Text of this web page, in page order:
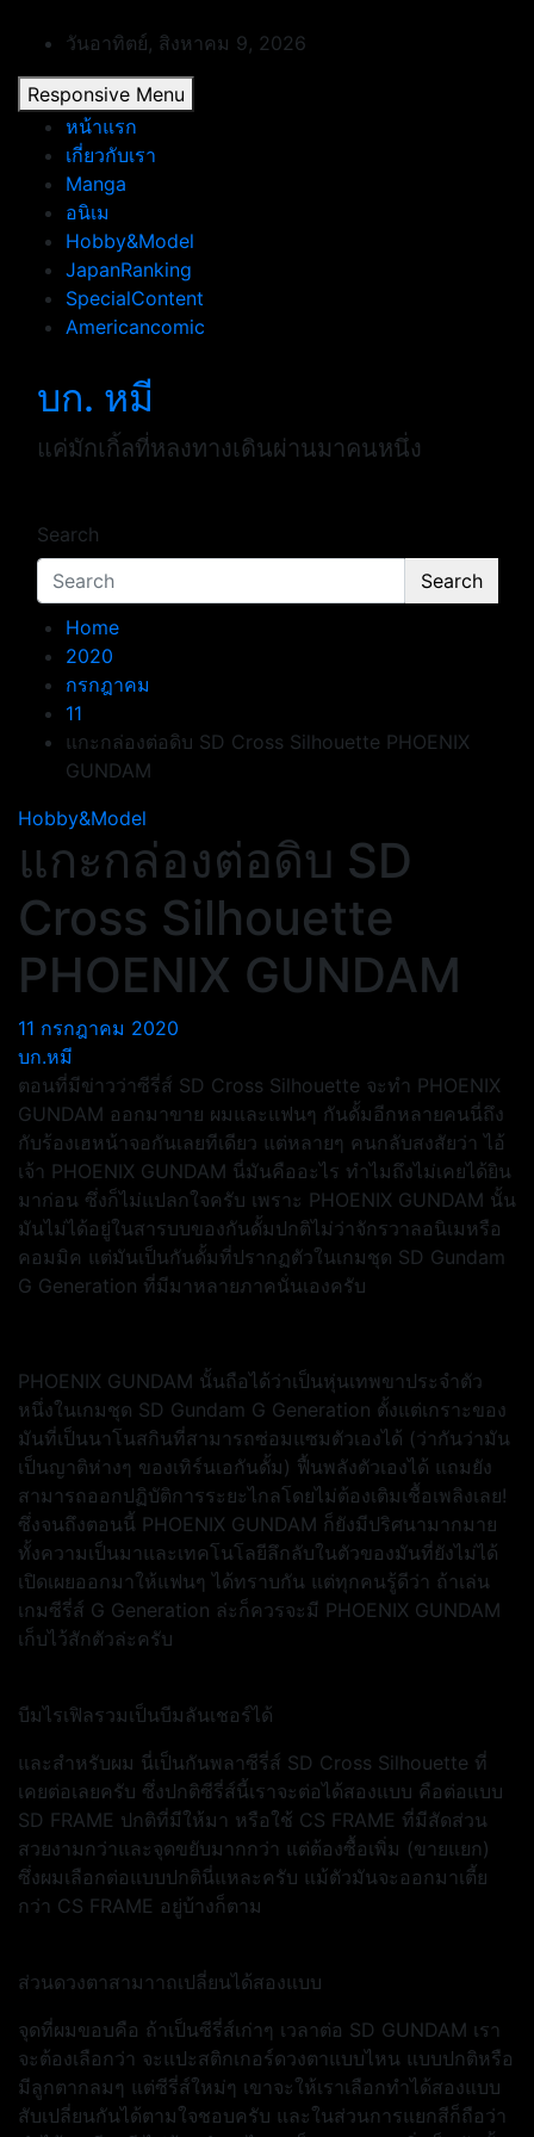
content
วันอาทิตย์, สิงหาคม 9, 2026
Responsive Menu
หน้าแรก
เกี่ยวกับเรา
Manga
อนิเม
Hobby&Model
JapanRanking
SpecialContent
Americancomic
บก. หมี
แค่มักเกิ้ลที่หลงทางเดินผ่านมาคนหนึ่ง
Search
Search
Home
2020
กรกฎาคม
11
แกะกล่องต่อดิบ SD Cross Silhouette PHOENIX
GUNDAM
Hobby&Model
แกะกล่องต่อดิบ SD
Cross Silhouette
PHOENIX GUNDAM
11 กรกฎาคม 2020
บก.หมี
ตอนที่มีข่าวว่าซีรี่ส์ SD Cross Silhouette จะทำ PHOENIX
GUNDAM ออกมาขาย ผมและแฟนๆ กันดั้มอีกหลายคนนี่ถึง
กับร้องเฮหน้าจอกันเลยทีเดียว แต่หลายๆ คนกลับสงสัยว่า ไอ้
เจ้า PHOENIX GUNDAM นี่มันคืออะไร ทำไมถึงไม่เคยได้ยิน
มาก่อน ซึ่งก็ไม่แปลกใจครับ เพราะ PHOENIX GUNDAM นั้น
มันไม่ได้อยู่ในสารบบของกันดั้มปกติไม่ว่าจักรวาลอนิเมหรือ
คอมมิค แต่มันเป็นกันดั้มที่ปรากฏตัวในเกมชุด SD Gundam
G Generation ที่มีมาหลายภาคนั่นเองครับ
PHOENIX GUNDAM นั้นถือได้ว่าเป็นหุ่นเทพขาประจำตัว
หนึ่งในเกมชุด SD Gundam G Generation ตั้งแต่เกราะของ
มันที่เป็นนาโนสกินที่สามารถซ่อมแซมตัวเองได้ (ว่ากันว่ามัน
เป็นญาติห่างๆ ของเทิร์นเอกันดั้ม) ฟื้นพลังตัวเองได้ แถมยัง
สามารถออกปฏิบัติการระยะไกลโดยไม่ต้องเติมเชื้อเพลิงเลย!
ซึ่งจนถึงตอนนี้ PHOENIX GUNDAM ก็ยังมีปริศนามากมาย
ทั้งความเป็นมาและเทคโนโลยีลึกลับในตัวของมันที่ยังไม่ได้
เปิดเผยออกมาให้แฟนๆ ได้ทราบกัน แต่ทุกคนรู้ดีว่า ถ้าเล่น
เกมซีรี่ส์ G Generation ล่ะก็ควรจะมี PHOENIX GUNDAM
เก็บไว้สักตัวล่ะครับ
บีมไรเฟิลรวมเป็นบีมลันเชอร์ได้
และสำหรับผม นี่เป็นกันพลาซีรี่ส์ SD Cross Silhouette ที่
เคยต่อเลยครับ ซึ่งปกติซีรี่ส์นี้เราจะต่อได้สองแบบ คือต่อแบบ
SD FRAME ปกติที่มีให้มา หรือใช้ CS FRAME ที่มีสัดส่วน
สวยงามกว่าและจุดขยับมากกว่า แต่ต้องซื้อเพิ่ม (ขายแยก)
ซึ่งผมเลือกต่อแบบปกตินี่แหละครับ แม้ตัวมันจะออกมาเตี้ย
กว่า CS FRAME อยู่บ้างก็ตาม
ส่วนดวงตาสามาาถเปลี่ยนได้สองแบบ
จุดที่ผมขอบคือ ถ้าเป็นซีรี่ส์เก่าๆ เวลาต่อ SD GUNDAM เรา
จะต้องเลือกว่า จะแปะสติกเกอร์ดวงตาแบบไหน แบบปกติหรือ
มีลูกตากลมๆ แต่ซีรี่ส์ใหม่ๆ เขาจะให้เราเลือกทำได้สองแบบ
สับเปลี่ยนกันได้ตามใจชอบครับ และในส่วนการแยกสีก็ถือว่า